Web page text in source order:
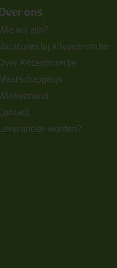
ons
wij zijn?
bij kitcentrum.be
Kitcentrum.be
worden?